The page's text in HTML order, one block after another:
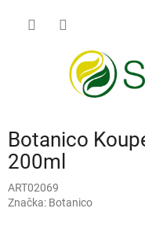
Botanico
200ml
ART02069
Značka: Botanico